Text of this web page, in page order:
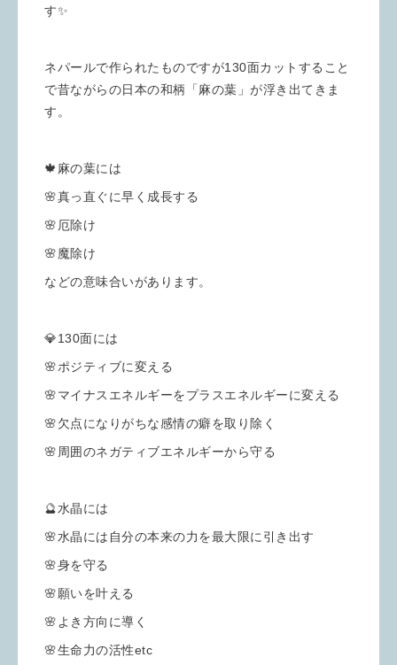
す✨
ネパールで作られたものですが130面カットすること
で昔ながらの日本の和柄「麻の葉」が浮き出てきま
す。
🍁麻の葉には
🌸真っ直ぐに早く成長する
🌸厄除け
🌸魔除け
などの意味合いがあります。
💎130面には
🌸ポジティブに変える
🌸マイナスエネルギーをプラスエネルギーに変える
🌸欠点になりがちな感情の癖を取り除く
🌸周囲のネガティブエネルギーから守る
🔮水晶には
🌸水晶には自分の本来の力を最大限に引き出す
🌸身を守る
🌸願いを叶える
🌸よき方向に導く
🌸生命力の活性etc